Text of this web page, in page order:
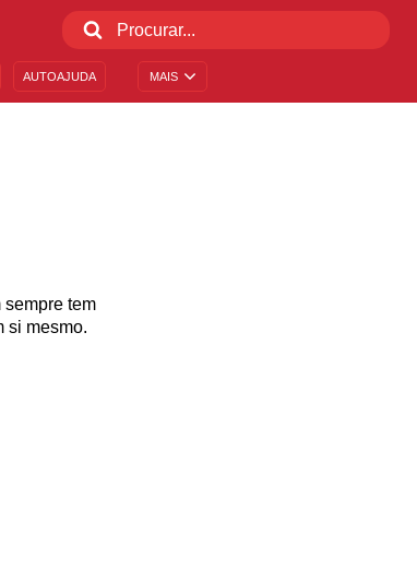
MAIS
AUTOAJUDA
sempre tem
si mesmo.